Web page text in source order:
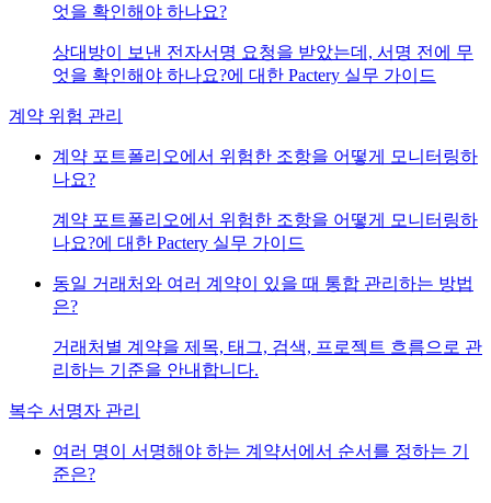
엇을 확인해야 하나요?
상대방이 보낸 전자서명 요청을 받았는데, 서명 전에 무
엇을 확인해야 하나요?에 대한 Pactery 실무 가이드
계약 위험 관리
계약 포트폴리오에서 위험한 조항을 어떻게 모니터링하
나요?
계약 포트폴리오에서 위험한 조항을 어떻게 모니터링하
나요?에 대한 Pactery 실무 가이드
동일 거래처와 여러 계약이 있을 때 통합 관리하는 방법
은?
거래처별 계약을 제목, 태그, 검색, 프로젝트 흐름으로 관
리하는 기준을 안내합니다.
복수 서명자 관리
여러 명이 서명해야 하는 계약서에서 순서를 정하는 기
준은?